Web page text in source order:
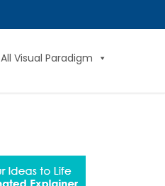
All Visual Paradigm